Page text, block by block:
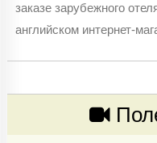
заказе зарубежного
английском интернет-